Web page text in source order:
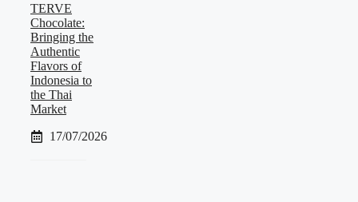
TERVE
Chocolate:
Bringing the
Authentic
Flavors of
Indonesia to
the Thai
Market
17/07/2026